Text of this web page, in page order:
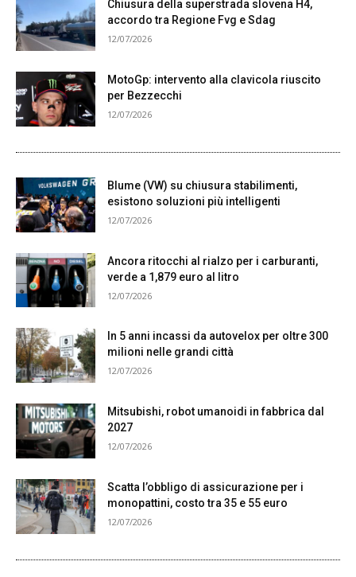
Chiusura della superstrada slovena H4,
accordo tra Regione Fvg e Sdag
12/07/2026
MotoGp: intervento alla clavicola riuscito
per Bezzecchi
12/07/2026
Blume (VW) su chiusura stabilimenti,
esistono soluzioni più intelligenti
12/07/2026
Ancora ritocchi al rialzo per i carburanti,
verde a 1,879 euro al litro
12/07/2026
In 5 anni incassi da autovelox per oltre 300
milioni nelle grandi città
12/07/2026
Mitsubishi, robot umanoidi in fabbrica dal
2027
12/07/2026
Scatta l’obbligo di assicurazione per i
monopattini, costo tra 35 e 55 euro
12/07/2026